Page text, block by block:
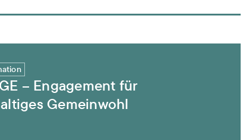
– Engagement für
Gemeinwohl